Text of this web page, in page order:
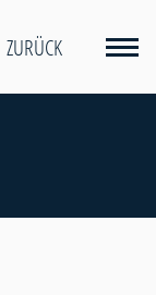
ZURÜCK